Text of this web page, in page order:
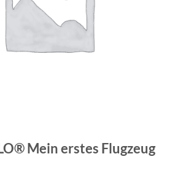
Mein erstes Flugzeug